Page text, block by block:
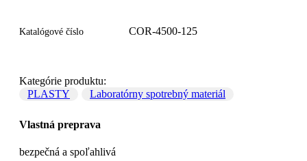
Katalógové číslo COR-4500-125
Kategórie produktu:
PLASTY
Laboratórny spotrebný materiál
Vlastná preprava
bezpečná a spoľahlivá